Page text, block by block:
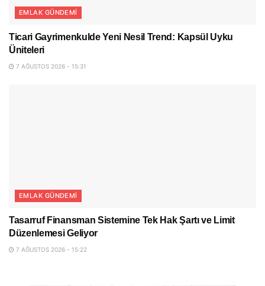
EMLAK GÜNDEMI
Ticari Gayrimenkulde Yeni Nesil Trend: Kapsül Uyku
Üniteleri
7 AĞUSTOS 2026 - 15:31
EMLAK GÜNDEMI
Tasarruf Finansman Sistemine Tek Hak Şartı ve Limit
Düzenlemesi Geliyor
7 AĞUSTOS 2026 - 15:22